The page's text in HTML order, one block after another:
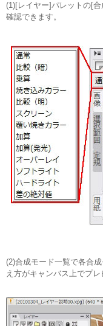
(1)[レイヤー]パレットの[
確認できます。
(2)合成モード一覧で各合
え方がキャンバス上でプレ